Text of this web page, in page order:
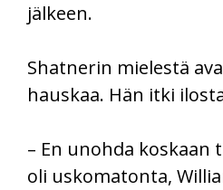
jälkeen.
Shatnerin mielestä
hauskaa. Hän itki
– En unohda koskaan
oli uskomatonta,